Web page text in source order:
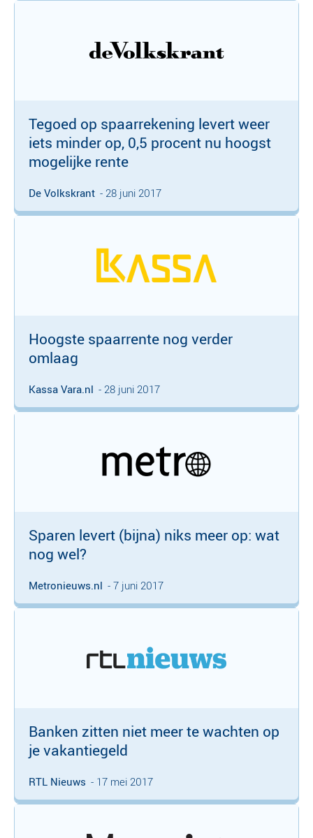
Tegoed op spaarrekening levert weer
iets minder op, 0,5 procent nu hoogst
mogelijke rente
De Volkskrant - 28 juni 2017
Hoogste spaarrente nog verder
omlaag
Kassa Vara.nl - 28 juni 2017
Sparen levert (bijna) niks meer op: wat
nog wel?
Metronieuws.nl - 7 juni 2017
Banken zitten niet meer te wachten op
je vakantiegeld
RTL Nieuws - 17 mei 2017